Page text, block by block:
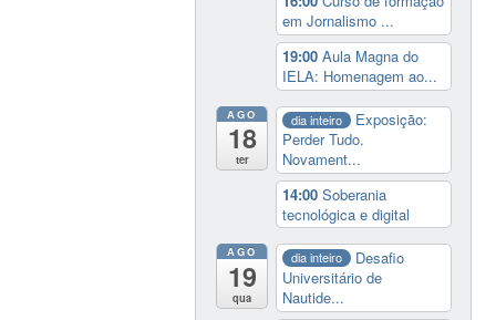
em Jornalismo ...
19:00Aula Magna do
IELA: Homenagem ao...
AGO
18
ter
dia inteiro
Exposição:
Perder Tudo.
Novament...
14:00Soberania
tecnológica e digital
AGO
19
qua
dia inteiro
Desafio
Universitário de
Nautide...